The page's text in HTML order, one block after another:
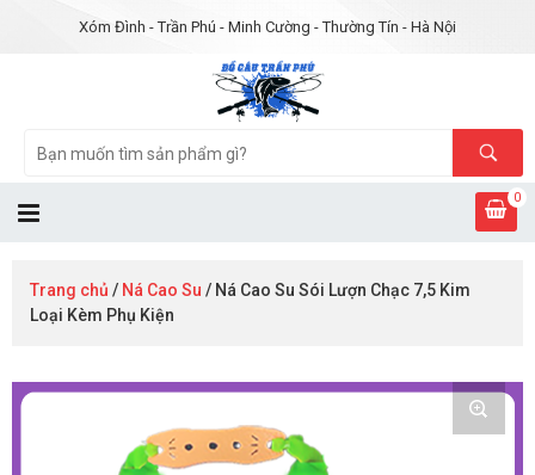
Xóm Đình - Trần Phú - Minh Cường - Thường Tín - Hà Nội
0
Trang chủ / Ná Cao Su / Ná Cao Su Sói Lượn Chạc 7,5 Kim
Loại Kèm Phụ Kiện